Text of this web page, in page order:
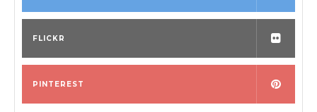
FLICKR
PINTEREST